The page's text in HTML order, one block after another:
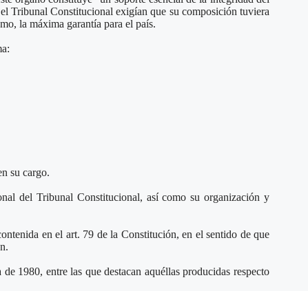
Tribunal Constitucional exigían que su composición tuviera
la máxima garantía para el país.
su cargo.
del Tribunal Constitucional, así como su organización y
en el art. 79 de la Constitución, en el sentido de que
1980, entre las que destacan aquéllas producidas respecto